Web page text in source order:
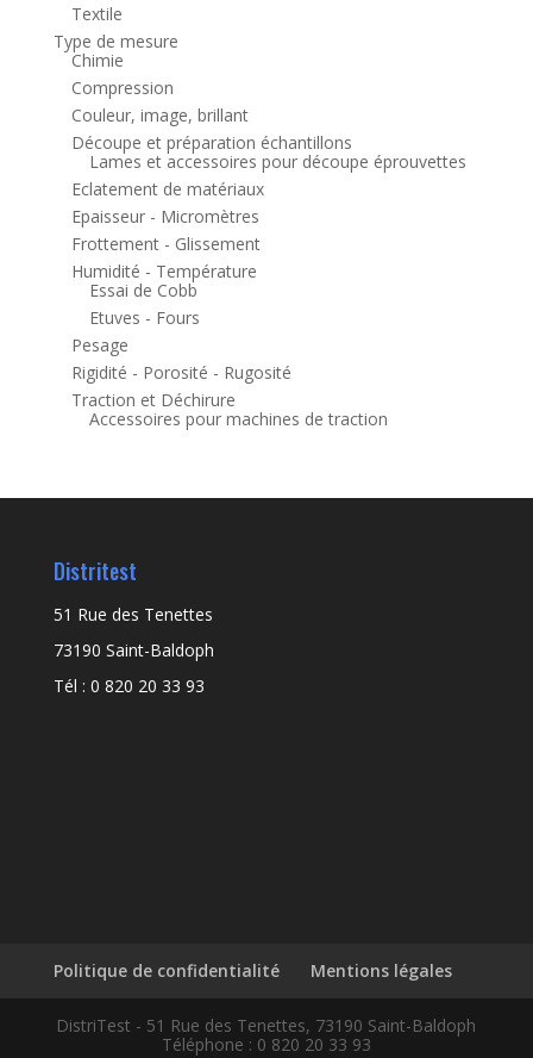
Textile
Type de mesure
Chimie
Compression
Couleur, image, brillant
Découpe et préparation échantillons
Lames et accessoires pour découpe éprouvettes
Eclatement de matériaux
Epaisseur - Micromètres
Frottement - Glissement
Humidité - Température
Essai de Cobb
Etuves - Fours
Pesage
Rigidité - Porosité - Rugosité
Traction et Déchirure
Accessoires pour machines de traction
Distritest
51 Rue des Tenettes
73190 Saint-Baldoph
Tél : 0 820 20 33 93
Politique de confidentialité Mentions légales
DistriTest - 51 Rue des Tenettes, 73190 Saint-Baldoph
Téléphone : 0 820 20 33 93